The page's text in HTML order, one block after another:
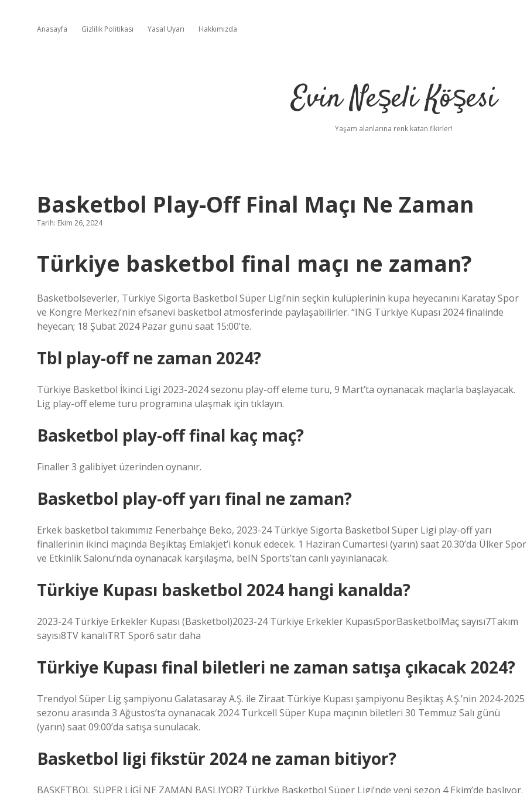
Anasayfa Gizlilik Politikası Yasal Uyarı Hakkımızda
Evin Neşeli Köşesi
Yaşam alanlarına renk katan fikirler!
Basketbol Play-Off Final Maçı Ne Zaman
Tarih: Ekim 26, 2024
Türkiye basketbol final maçı ne zaman?
Basketbolseverler, Türkiye Sigorta Basketbol Süper Ligi’nin seçkin kulüplerinin kupa heyecanını Karatay Spor
ve Kongre Merkezi’nin efsanevi basketbol atmosferinde paylaşabilirler. “ING Türkiye Kupası 2024 finalinde
heyecan; 18 Şubat 2024 Pazar günü saat 15:00’te.
Tbl play-off ne zaman 2024?
Türkiye Basketbol İkinci Ligi 2023-2024 sezonu play-off eleme turu, 9 Mart’ta oynanacak maçlarla başlayacak.
Lig play-off eleme turu programına ulaşmak için tıklayın.
Basketbol play-off final kaç maç?
Finaller 3 galibiyet üzerinden oynanır.
Basketbol play-off yarı final ne zaman?
Erkek basketbol takımımız Fenerbahçe Beko, 2023-24 Türkiye Sigorta Basketbol Süper Ligi play-off yarı
finallerinin ikinci maçında Beşiktaş Emlakjet’i konuk edecek. 1 Haziran Cumartesi (yarın) saat 20.30’da Ülker Spor
ve Etkinlik Salonu’nda oynanacak karşılaşma, beIN Sports’tan canlı yayınlanacak.
Türkiye Kupası basketbol 2024 hangi kanalda?
2023-24 Türkiye Erkekler Kupası (Basketbol)2023-24 Türkiye Erkekler KupasıSporBasketbolMaç sayısı7Takım
sayısı8TV kanalıTRT Spor6 satır daha
Türkiye Kupası final biletleri ne zaman satışa çıkacak 2024?
Trendyol Süper Lig şampiyonu Galatasaray A.Ş. ile Ziraat Türkiye Kupası şampiyonu Beşiktaş A.Ş.’nin 2024-2025
sezonu arasında 3 Ağustos’ta oynanacak 2024 Turkcell Süper Kupa maçının biletleri 30 Temmuz Salı günü
(yarın) saat 09:00’da satışa sunulacak.
Basketbol ligi fikstür 2024 ne zaman bitiyor?
BASKETBOL SÜPER LİGİ NE ZAMAN BAŞLIYOR? Türkiye Basketbol Süper Ligi’nde yeni sezon 4 Ekim’de başlıyor.